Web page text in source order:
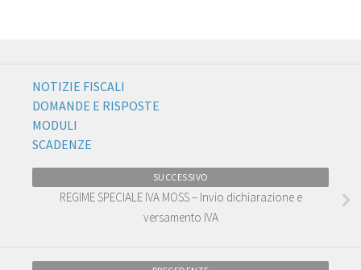
NOTIZIE FISCALI
DOMANDE E RISPOSTE
MODULI
SCADENZE
SUCCESSIVO
REGIME SPECIALE IVA MOSS – Invio dichiarazione e
versamento IVA